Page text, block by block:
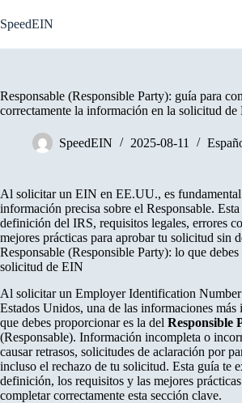
to
content
SpeedEIN
Responsable (Responsible Party): guía para
correctamente la información en la solicitud de
SpeedEIN 2025-08-11
Al solicitar un EIN en EE.UU., es
información precisa sobre el Responsable.
definición del IRS, requisitos legales, errores
mejores prácticas para aprobar tu solicitud sin
Responsable (Responsible Party): lo que debes
solicitud de EIN
Al solicitar un Employer Identification
Estados Unidos, una de las informaciones más
que debes proporcionar es la del Responsible
(Responsable). Información incompleta o
causar retrasos, solicitudes de aclaración por
incluso el rechazo de tu solicitud. Esta guía te
definición, los requisitos y las mejores
completar correctamente esta sección clave.